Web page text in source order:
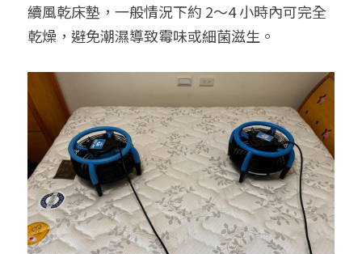
續風乾床墊，一般情況下約 2～4 小時內可完全
乾燥，避免潮濕導致霉味或細菌滋生。